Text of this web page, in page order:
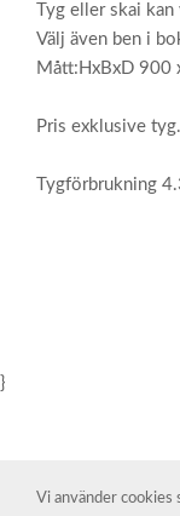
Tyg eller skai kan
Välj även ben i
Mått:HxBxD 900
Pris exklusive tyg.
Tygförbrukning
}
Vi använder cookies